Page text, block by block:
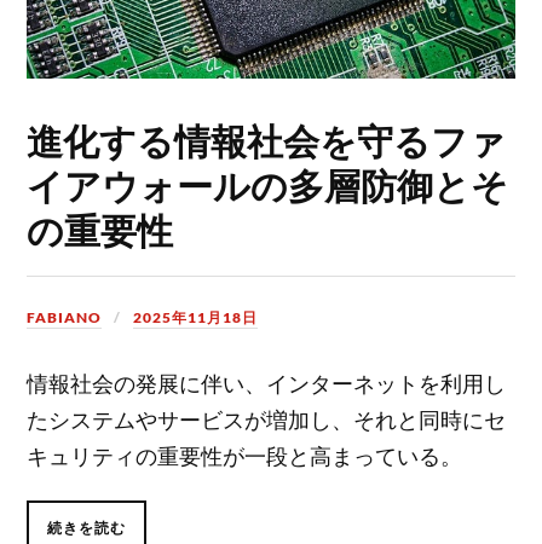
進化する情報社会を守るファ
イアウォールの多層防御とそ
の重要性
FABIANO 2025年11月18日
情報社会の発展に伴い、インターネットを利用し
たシステムやサービスが増加し、それと同時にセ
キュリティの重要性が一段と高まっている。
続きを読む